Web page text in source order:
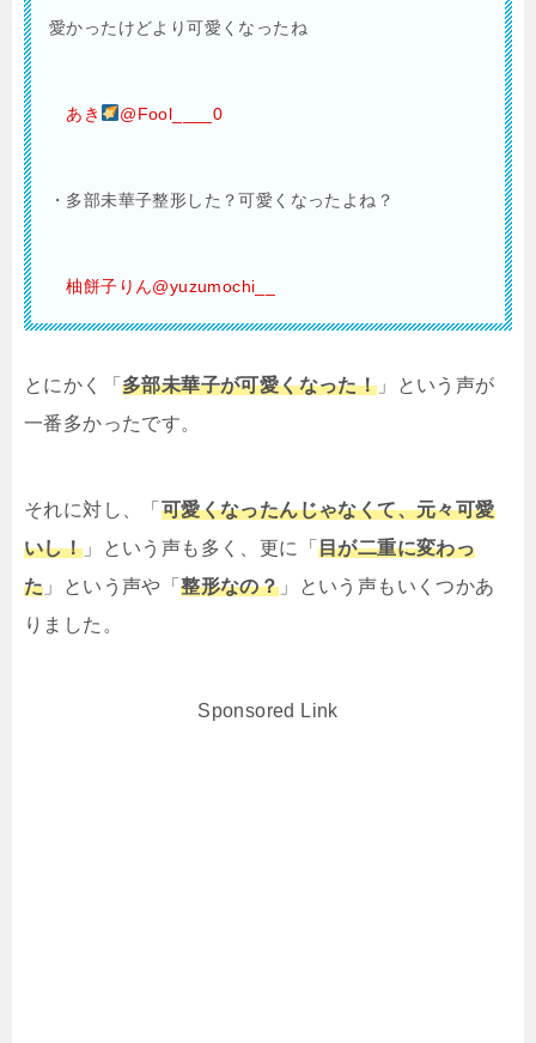
愛かったけどより可愛くなったね
あき @Fool____0
・多部未華子整形した？可愛くなったよね？
柚餅子りん@yuzumochi__
とにかく「 多部未華子が可愛くなった！ 」という声が
一番多かったです。
それに対し、「 可愛くなったんじゃなくて、元々可愛
いし！ 」という声も多く、更に「目が二重に変わっ
た 」という声や「整形なの？ 」という声もいくつかあ
りました。
Sponsored Link